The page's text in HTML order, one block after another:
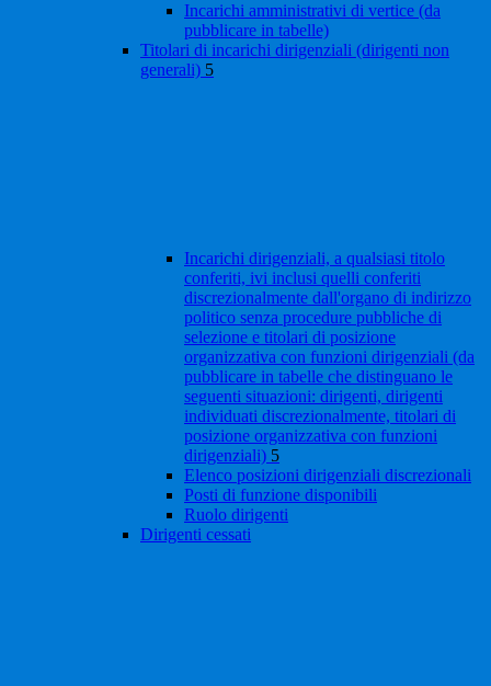
Incarichi amministrativi di vertice (da
pubblicare in tabelle)
Titolari di incarichi dirigenziali (dirigenti non
generali) 5
Incarichi dirigenziali, a qualsiasi titolo
conferiti, ivi inclusi quelli conferiti
discrezionalmente dall'organo di indirizzo
politico senza procedure pubbliche di
selezione e titolari di posizione
organizzativa con funzioni dirigenziali (da
pubblicare in tabelle che distinguano le
seguenti situazioni: dirigenti, dirigenti
individuati discrezionalmente, titolari di
posizione organizzativa con funzioni
dirigenziali) 5
Elenco posizioni dirigenziali discrezionali
Posti di funzione disponibili
Ruolo dirigenti
Dirigenti cessati